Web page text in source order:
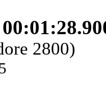
2800)